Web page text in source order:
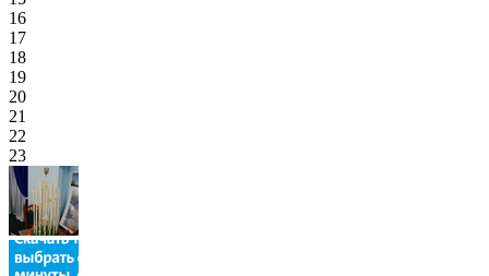
16
17
18
19
20
21
22
23